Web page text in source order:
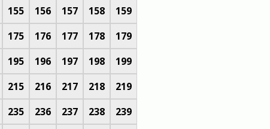
155 156 157 158
159
175 176 177 178
179
195 196 197 198
199
215 216 217 218
219
235 236 237 238
239